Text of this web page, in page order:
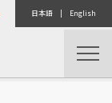
日本語 | English